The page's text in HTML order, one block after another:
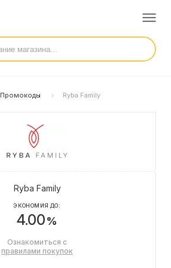
Промокоды Ryba Family
Ryba Family
ЭКОНОМИЯ ДО:
4.00%
Ознакомиться с
правилами покупок